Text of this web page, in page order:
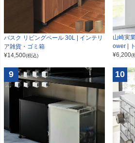
バスク リビングペール 30L | インテリ
ア雑貨・ゴミ箱
¥14,500(税込)
山崎実
ower |
¥6,200(
9 10